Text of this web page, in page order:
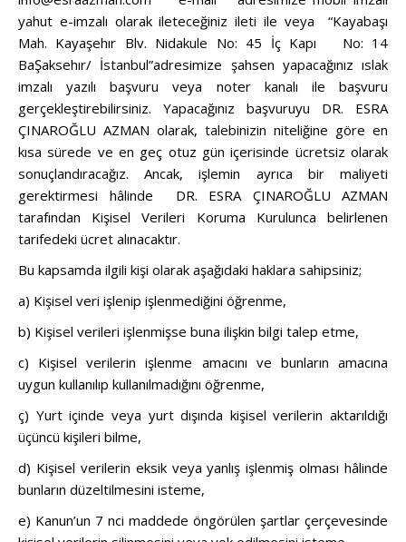
yahut e-imzalı olarak ileteceğiniz ileti ile veya “Kayabaşı
Mah. Kayaşehır Blv. Nidakule No: 45 İç Kapı No: 14
BaŞaksehır/ İstanbul”adresimize şahsen yapacağınız ıslak
imzalı yazılı başvuru veya noter kanalı ile başvuru
gerçekleştirebilirsiniz. Yapacağınız başvuruyu DR. ESRA
ÇINAROĞLU AZMAN olarak, talebinizin niteliğine göre en
kısa sürede ve en geç otuz gün içerisinde ücretsiz olarak
sonuçlandıracağız. Ancak, işlemin ayrıca bir maliyeti
gerektirmesi hâlinde DR. ESRA ÇINAROĞLU AZMAN
tarafından Kişisel Verileri Koruma Kurulunca belirlenen
tarifedeki ücret alınacaktır.
Bu kapsamda ilgili kişi olarak aşağıdaki haklara sahipsiniz;
a) Kişisel veri işlenip işlenmediğini öğrenme,
b) Kişisel verileri işlenmişse buna ilişkin bilgi talep etme,
c) Kişisel verilerin işlenme amacını ve bunların amacına
uygun kullanılıp kullanılmadığını öğrenme,
ç) Yurt içinde veya yurt dışında kişisel verilerin aktarıldığı
üçüncü kişileri bilme,
d) Kişisel verilerin eksik veya yanlış işlenmiş olması hâlinde
bunların düzeltilmesini isteme,
e) Kanun’un 7 nci maddede öngörülen şartlar çerçevesinde